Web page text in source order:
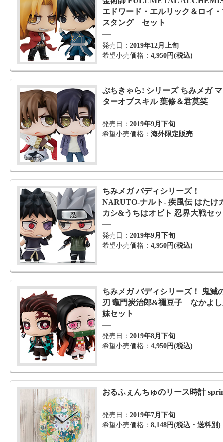
エドワード・エルリック＆ロイ・
スタング セット
発売日： 2019年12月上旬
希望小売価格： 4,950円(税込)
ぷちきゃら! シリーズ ちみメガ
ターオブスキル 葉修＆君莫笑
発売日： 2019年9月下旬
希望小売価格： 海外限定販売
ちみメガ バディシリーズ！
NARUTO-ナルト- 疾風伝 はたけ
カシ&うちはオビト 忍界大戦セ
発売日： 2019年9月下旬
希望小売価格： 4,950円(税込)
ちみメガ バディシリーズ！ 鬼滅
刃 竈門炭治郎&禰豆子 なかよ
妹セット
発売日： 2019年8月下旬
希望小売価格： 4,950円(税込)
おるふぇんちゅのリース時計
発売日： 2019年7月下旬
希望小売価格： 8,148円(税込・送料別)